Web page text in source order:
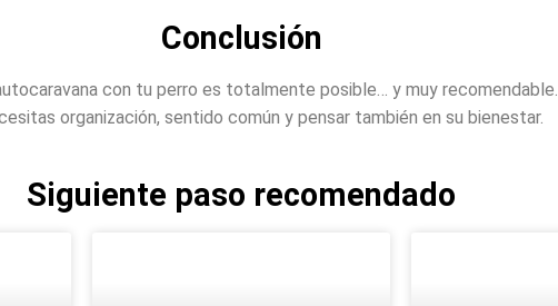
Conclusión
con tu perro es totalmente posible… y muy recomendable.
organización, sentido común y pensar también en su bienestar.
Siguiente paso recomendado